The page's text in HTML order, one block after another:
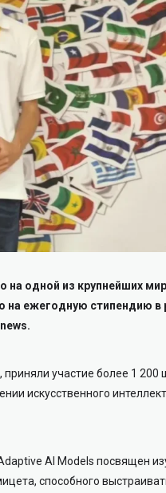
на одной из крупнейших
на ежегодную стипендию в
участие более 1 200
искусственного
AI Models посвящен
способного